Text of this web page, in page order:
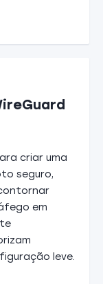
criar uma
seguro,
em
leve.